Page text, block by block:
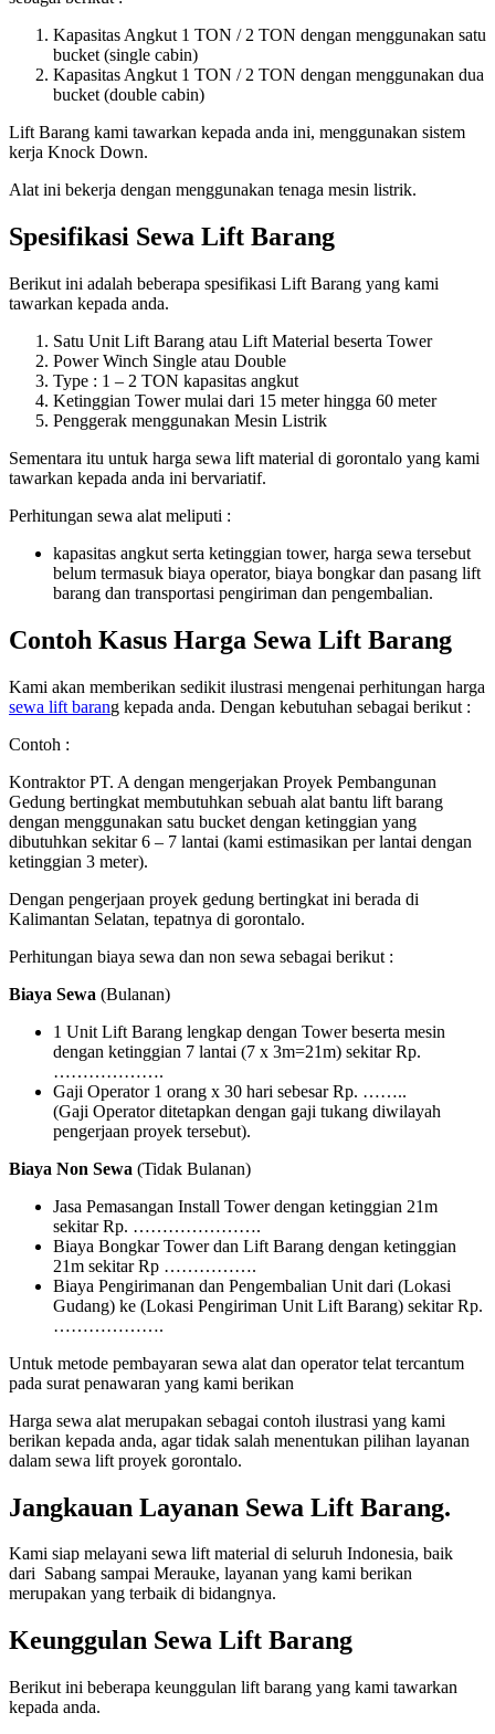
Kapasitas Angkut 1 TON / 2 TON dengan menggunakan satu
bucket (single cabin)
Kapasitas Angkut 1 TON / 2 TON dengan menggunakan dua
bucket (double cabin)
Lift Barang kami tawarkan kepada anda ini, menggunakan sistem
kerja Knock Down.
Alat ini bekerja dengan menggunakan tenaga mesin listrik.
Spesifikasi Sewa Lift Barang
Berikut ini adalah beberapa spesifikasi Lift Barang yang kami
tawarkan kepada anda.
Satu Unit Lift Barang atau Lift Material beserta Tower
Power Winch Single atau Double
Type : 1 – 2 TON kapasitas angkut
Ketinggian Tower mulai dari 15 meter hingga 60 meter
Penggerak menggunakan Mesin Listrik
Sementara itu untuk harga sewa lift material di gorontalo yang kami
tawarkan kepada anda ini bervariatif.
Perhitungan sewa alat meliputi :
kapasitas angkut serta ketinggian tower, harga sewa tersebut
belum termasuk biaya operator, biaya bongkar dan pasang lift
barang dan transportasi pengiriman dan pengembalian.
Contoh Kasus Harga Sewa Lift Barang
Kami akan memberikan sedikit ilustrasi mengenai perhitungan harga
sewa lift barang kepada anda. Dengan kebutuhan sebagai berikut :
Contoh :
Kontraktor PT. A dengan mengerjakan Proyek Pembangunan
Gedung bertingkat membutuhkan sebuah alat bantu lift barang
dengan menggunakan satu bucket dengan ketinggian yang
dibutuhkan sekitar 6 – 7 lantai (kami estimasikan per lantai dengan
ketinggian 3 meter).
Dengan pengerjaan proyek gedung bertingkat ini berada di
Kalimantan Selatan, tepatnya di gorontalo.
Perhitungan biaya sewa dan non sewa sebagai berikut :
Biaya Sewa (Bulanan)
1 Unit Lift Barang lengkap dengan Tower beserta mesin
dengan ketinggian 7 lantai (7 x 3m=21m) sekitar Rp.
……………….
Gaji Operator 1 orang x 30 hari sebesar Rp. ……..
(Gaji Operator ditetapkan dengan gaji tukang diwilayah
pengerjaan proyek tersebut).
Biaya Non Sewa (Tidak Bulanan)
Jasa Pemasangan Install Tower dengan ketinggian 21m
sekitar Rp. ………………….
Biaya Bongkar Tower dan Lift Barang dengan ketinggian
21m sekitar Rp …………….
Biaya Pengirimanan dan Pengembalian Unit dari (Lokasi
Gudang) ke (Lokasi Pengiriman Unit Lift Barang) sekitar Rp.
……………….
Untuk metode pembayaran sewa alat dan operator telat tercantum
pada surat penawaran yang kami berikan
Harga sewa alat merupakan sebagai contoh ilustrasi yang kami
berikan kepada anda, agar tidak salah menentukan pilihan layanan
dalam sewa lift proyek gorontalo.
Jangkauan Layanan Sewa Lift Barang.
Kami siap melayani sewa lift material di seluruh Indonesia, baik
dari Sabang sampai Merauke, layanan yang kami berikan
merupakan yang terbaik di bidangnya.
Keunggulan Sewa Lift Barang
Berikut ini beberapa keunggulan lift barang yang kami tawarkan
kepada anda.